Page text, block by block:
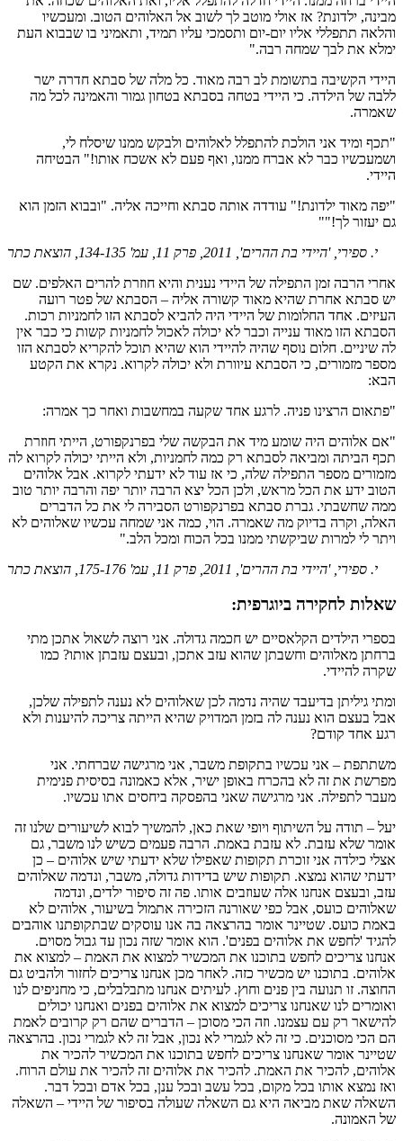
מבינה, ילדונת? אז אולי מוטב לך לשוב אל האלוהים הטוב. ומעכשיו
והלאה תתפללי אליו יום-יום ותסמכי עליו תמיד, ותאמיני בו שבבוא העת
ימלא את לבך שמחה רבה."
היידי הקשיבה בתשומת לב רבה מאוד. כל מלה של סבתא חדרה ישר
ללבה של הילדה. כי היידי בטחה בסבתא בטחון גמור והאמינה לכל מה
שאמרה.
"תכף ומיד אני הולכת להתפלל לאלוהים ולבקש ממנו שיסלח לי,
ושמעכשיו כבר לא אברח ממנו, ואף פעם לא אשכח אותו!" הבטיחה
היידי.
"יפה מאוד ילדונת!" עודדה אותה סבתא וחייכה אליה. "ובבוא הזמן הוא
גם יעזור לך!""
י. ספירי, 'היידי בת ההרים', 2011, פרק 11, עמ' 134-135, הוצאת כתר
אחרי הרבה זמן התפילה של היידי נענית והיא חוזרת להרים האלפים. שם
יש סבתא אחרת שהיא מאוד קשורה אליה – הסבתא של פטר רועה
העיזים. אחד החלומות של היידי היה להביא לסבתא הזו לחמניות רכות.
הסבתא הזו מאוד ענייה וכבר לא יכולה לאכול לחמניות קשות כי כבר אין
לה שיניים. חלום נוסף שהיה להיידי הוא שהיא תוכל להקריא לסבתא הזו
מספר מזמורים, כי הסבתא עיוורת ולא יכולה לקרוא. נקרא את הקטע
הבא:
"פתאום הרצינו פניה. לרגע אחד שקעה במחשבות ואחר כך אמרה:
"אם אלוהים היה שומע מיד את הבקשה שלי בפרנקפורט, הייתי חוזרת
תכף הביתה ומביאה לסבתא רק כמה לחמניות, ולא הייתי יכולה לקרוא לה
מזמורים מספר התפילה שלה, כי אז עוד לא ידעתי לקרוא. אבל אלוהים
הטוב ידע את הכל מראש, ולכן הכל יצא הרבה יותר יפה והרבה יותר טוב
ממה שחשבתי. גברת סבתא בפרנקפורט הסבירה לי את כל הדברים
האלה, וקרה בדיוק מה שאמרה. הוי, כמה אני שמחה עכשיו שאלוהים לא
ויתר לי למרות שביקשתי ממנו בכל הכוח ומכל הלב."
י. ספירי, 'היידי בת ההרים', 2011, פרק 11, עמ' 175-176, הוצאת כתר
שאלות לחקירה ביוגרפית:
בספרי הילדים הקלאסיים יש חכמה גדולה. אני רוצה לשאול אתכן מתי
ברחתן מאלוהים וחשבתן שהוא עזב אתכן, ובעצם עזבתן אותו? כמו
שקרה להיידי.
ומתי גיליתן בדיעבד שהיה נדמה לכן שאלוהים לא נענה לתפילה שלכן,
אבל בעצם הוא נענה לה בזמן המדויק שהיא הייתה צריכה להיענות ולא
רגע אחד קודם?
משתתפת – אני עכשיו בתקופת משבר, אני מרגישה שברחתי. אני
מפרשת את זה לא בהכרח באופן ישיר, אלא כאמונה בסיסית פנימית
מעבר לתפילה. אני מרגישה שאני בהפסקה ביחסים אתו עכשיו.
יעל – תודה על השיתוף ויופי שאת כאן, להמשיך לבוא לשיעורים שלנו זה
אומר שלא עזבת. לא עזבת באמת. הרבה פעמים כשיש לנו משבר, גם
אצלי כילדה אני זוכרת תקופות שאפילו שלא ידעתי שיש אלוהים – כן
ידעתי שהוא נמצא. תקופות שיש בדידות גדולה, משבר, ונדמה שאלוהים
עזב, ובעצם אנחנו אלה שעוזבים אותו. פה זה סיפור ילדים, ונדמה
שאלוהים כועס, אבל כפי שאורנה הזכירה אתמול בשיעור, אלוהים לא
באמת כועס. שטיינר אומר בהרצאה בה אנו עוסקים שבתקופתנו אוהבים
להגיד 'לחפש את אלוהים בפנים'. הוא אומר שזה נכון עד גבול מסוים.
אנחנו צריכים לחפש בתוכנו את המכשיר למצוא את האמת – למצוא את
אלוהים. בתוכנו יש מכשיר כזה. לאחר מכן אנחנו צריכים לחזור ולהביט גם
החוצה. זו תנועה בין פנים וחוץ. לעיתים אנחנו מתבלבלים, כי מחניפים לנו
ואומרים לנו שאנחנו צריכים למצוא את אלוהים בפנים ואנחנו יכולים
להישאר רק עם עצמנו. וזה הכי מסוכן – הדברים שהם רק קרובים לאמת
הם הכי מסוכנים. כי זה לא לגמרי לא נכון, אבל זה לא לגמרי נכון. בהרצאה
שטיינר אומר שאנחנו צריכים לחפש בתוכנו את המכשיר להכיר את
אלוהים, להכיר את האמת. להכיר את אלוהים זה להכיר את עולם הרוח.
ואז נמצא אותו בכל מקום, בכל עשב ובכל ענן, בכל אדם ובכל דבר.
השאלה שאת מביאה היא גם השאלה שעולה בסיפור של היידי – השאלה
של האמונה.